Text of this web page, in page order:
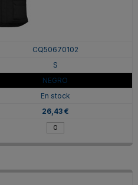
CQ50670102
S
NEGRO
En stock
26,43 €